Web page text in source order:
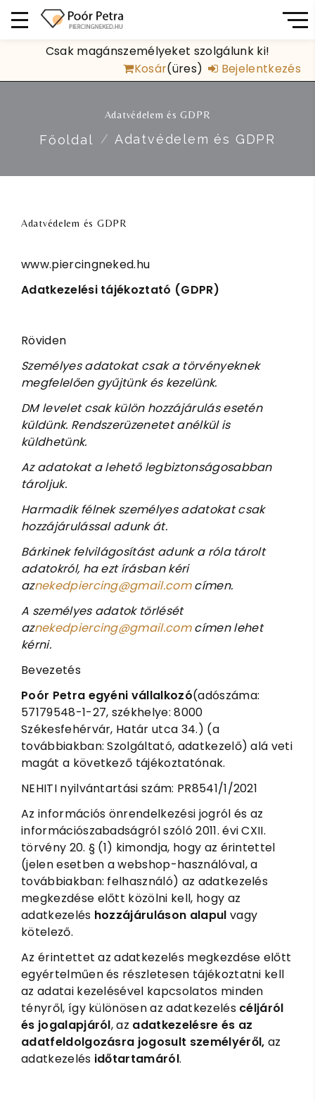
Csak magánszemélyeket szolgálunk ki!
Kosár(üres) Bejelentkezés
Adatvédelem és GDPR
Főoldal Adatvédelem és GDPR
Adatvédelem és GDPR
www.piercingneked.hu
Adatkezelési tájékoztató (GDPR)
Röviden
Személyes adatokat csak a törvényeknek
megfelelően gyűjtünk és kezelünk.
DM levelet csak külön hozzájárulás esetén
küldünk. Rendszerüzenetet anélkül is
küldhetünk.
Az adatokat a lehető legbiztonságosabban
tároljuk.
Harmadik félnek személyes adatokat csak
hozzájárulással adunk át.
Bárkinek felvilágosítást adunk a róla tárolt
adatokról, ha ezt írásban kéri
aznekedpiercing@gmail.com címen.
A személyes adatok törlését
aznekedpiercing@gmail.com címen lehet
kérni.
Bevezetés
Poór Petra egyéni vállalkozó(adószáma:
57179548-1-27, székhelye: 8000
Székesfehérvár, Határ utca 34.) (a
továbbiakban: Szolgáltató, adatkezelő) alá veti
magát a következő tájékoztatónak.
NEHITI nyilvántartási szám: PR8541/1/2021
Az információs önrendelkezési jogról és az
információszabadságról szóló 2011. évi CXII.
törvény 20. § (1) kimondja, hogy az érintettel
(jelen esetben a webshop-használóval, a
továbbiakban: felhasználó) az adatkezelés
megkezdése előtt közölni kell, hogy az
adatkezelés hozzájáruláson alapul vagy
kötelező.
Az érintettet az adatkezelés megkezdése előtt
egyértelműen és részletesen tájékoztatni kell
az adatai kezelésével kapcsolatos minden
tényről, így különösen az adatkezelés céljáról
és jogalapjáról, az adatkezelésre és az
adatfeldolgozásra jogosult személyéről, az
adatkezelés időtartamáról.